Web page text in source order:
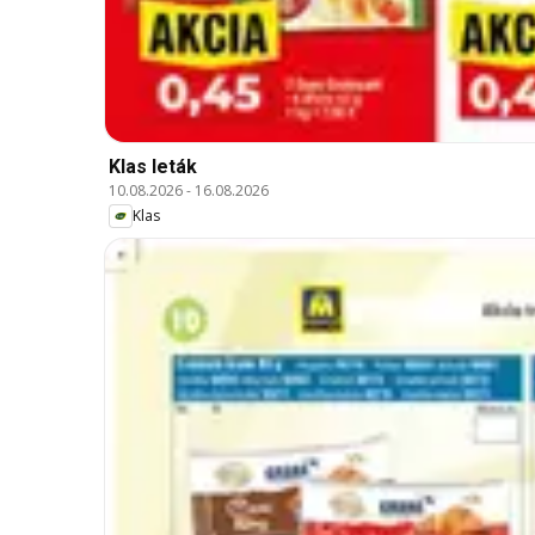
Klas leták
10.08.2026- 16.08.2026
Klas